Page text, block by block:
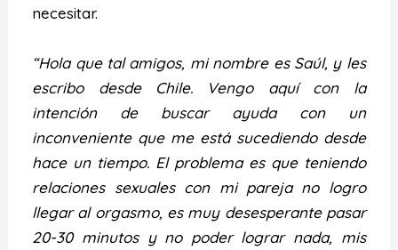
necesitar.
“Hola que tal amigos, mi nombre es Saúl, y les
escribo desde Chile. Vengo aquí con la
intención de buscar ayuda con un
inconveniente que me está sucediendo desde
hace un tiempo. El problema es que teniendo
relaciones sexuales con mi pareja no logro
llegar al orgasmo, es muy desesperante pasar
20-30 minutos y no poder lograr nada, mis